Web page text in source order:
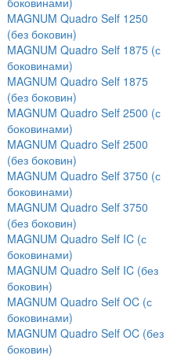
MAGNUM Quadro Self 1250
(без боковин)
MAGNUM Quadro Self 1875 (с
боковинами)
MAGNUM Quadro Self 1875
(без боковин)
MAGNUM Quadro Self 2500 (с
боковинами)
MAGNUM Quadro Self 2500
(без боковин)
MAGNUM Quadro Self 3750 (с
боковинами)
MAGNUM Quadro Self 3750
(без боковин)
MAGNUM Quadro Self IC (с
боковинами)
MAGNUM Quadro Self IC (без
боковин)
MAGNUM Quadro Self OC (с
боковинами)
MAGNUM Quadro Self OC (без
боковин)